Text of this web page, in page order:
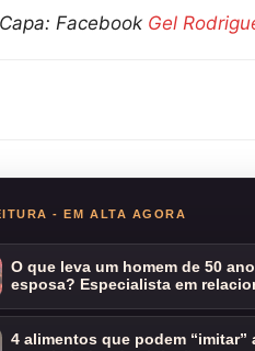
Facebook Gel
- EM ALTA AGORA
O que leva um homem de 50
esposa? Especialista em
4 alimentos que podem “imitar”